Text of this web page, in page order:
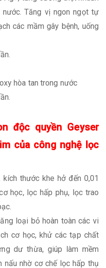
nước. Tăng vị ngon ngọt tự
các mầm gây bệnh, uống
hòa tan trong nước
độc quyền Geyser
của công nghệ lọc
kích thước khe hở đến 0,01
học, lọc hấp phụ, lọc trao
loại bỏ hoàn toàn các vi
cơ học, khử các tạp chất
dư thừa, giúp làm mềm
nấu nhờ cơ chế lọc hấp thụ